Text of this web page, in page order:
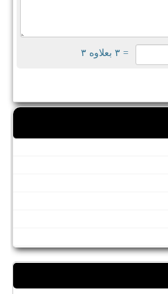
= ۳ بعلاوه ۳